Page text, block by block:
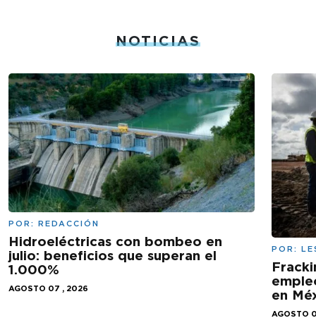
NOTICIAS
POR: REDACCIÓN
Hidroeléctricas con bombeo en
julio: beneficios que superan el
1.000%
AGOSTO 07 , 2026
POR:
en
AGOSTO